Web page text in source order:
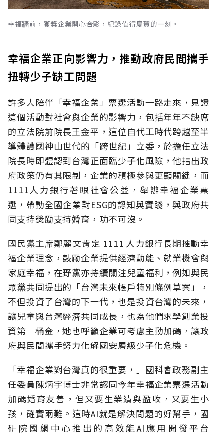
幸福牆前，獲獎企業開心合影，紀錄值得慶賀的一刻。
幸福企業正向影響力，推動政府民間攜手
扭轉少子缺工問題
許多人陪伴「幸福企業」票選活動一路走來，見證
這個活動對社會與企業的影響力，包括年年不缺席
的立法院前院長王金平，這位自代工時代跨越至半
導體護國神山世代的「跨世紀」立委，於擔任立法
院長時即體認到台灣正面臨少子化風險，他指出政
府政策仍有其限制，企業的積極參與更顯關鍵，而
1111人力銀行著眼社會公益，舉辦幸福企業票
選，帶動全國企業對ESG的認知與實踐，與政府共
同支持獎勵支持婚育，功不可沒。
國民黨主席鄭麗文肯定 1111 人力銀行長期推動幸
福企業理念，鼓勵企業提供經濟動能、就業機會與
家庭幸福，在野黨亦持續關注兒童福利，例如與民
眾黨共同提出的「台灣未來帳戶特別條例草案」，
不但投資了台灣的下一代，也是投資台灣的未來，
讓兒童與台灣經濟共同成長，也為他們求學創業投
資第一桶金，她也呼籲企業可考慮主動加碼，讓政
府與民間攜手努力化解國安層級少子化危機。
「幸福企業對台灣真的很重要，」國科會政務副主
任委員陳炳宇博士非常認同今年幸福企業票選活動
加碼婚育友善，但又要生業績與盈收，又要生小
孩，確實兩難。這時AI就是解決問題的好幫手，國
研院國網中心推出的高效能AI應用開發平台